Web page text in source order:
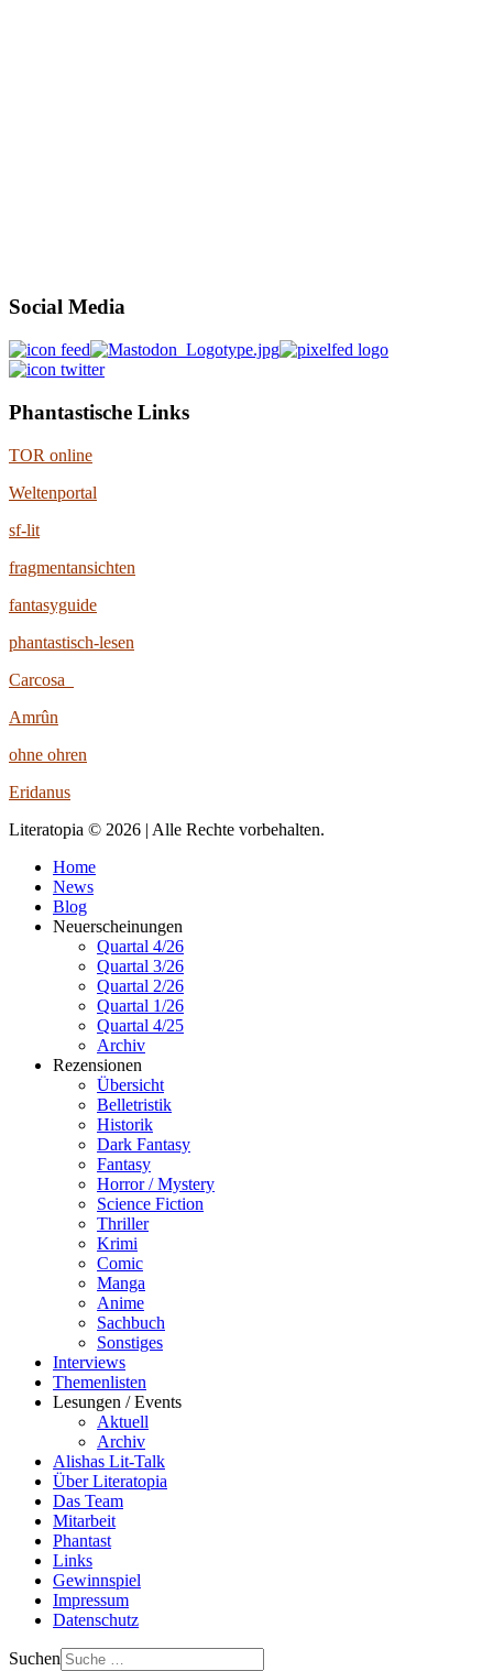
Social Media
Phantastische Links
TOR online
Weltenportal
sf-lit
fragmentansichten
fantasyguide
phantastisch-lesen
Carcosa
Amrûn
ohne ohren
Eridanus
Literatopia © 2026 | Alle Rechte vorbehalten.
Home
News
Blog
Neuerscheinungen
Quartal 4/26
Quartal 3/26
Quartal 2/26
Quartal 1/26
Quartal 4/25
Archiv
Rezensionen
Übersicht
Belletristik
Historik
Dark Fantasy
Fantasy
Horror / Mystery
Science Fiction
Thriller
Krimi
Comic
Manga
Anime
Sachbuch
Sonstiges
Interviews
Themenlisten
Lesungen / Events
Aktuell
Archiv
Alishas Lit-Talk
Über Literatopia
Das Team
Mitarbeit
Phantast
Links
Gewinnspiel
Impressum
Datenschutz
Suchen